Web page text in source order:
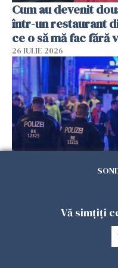
Cum au devenit
într-un restaurant
ce o să mă fac fără
26 IULIE 2026
a intrat în mulțime.
Vă simțiți